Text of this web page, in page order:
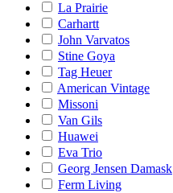
La Prairie
Carhartt
John Varvatos
Stine Goya
Tag Heuer
American Vintage
Missoni
Van Gils
Huawei
Eva Trio
Georg Jensen Damask
Ferm Living